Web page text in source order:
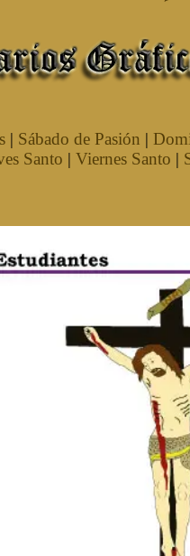
| Sábado de Pasión |
Santo | Viernes Santo |